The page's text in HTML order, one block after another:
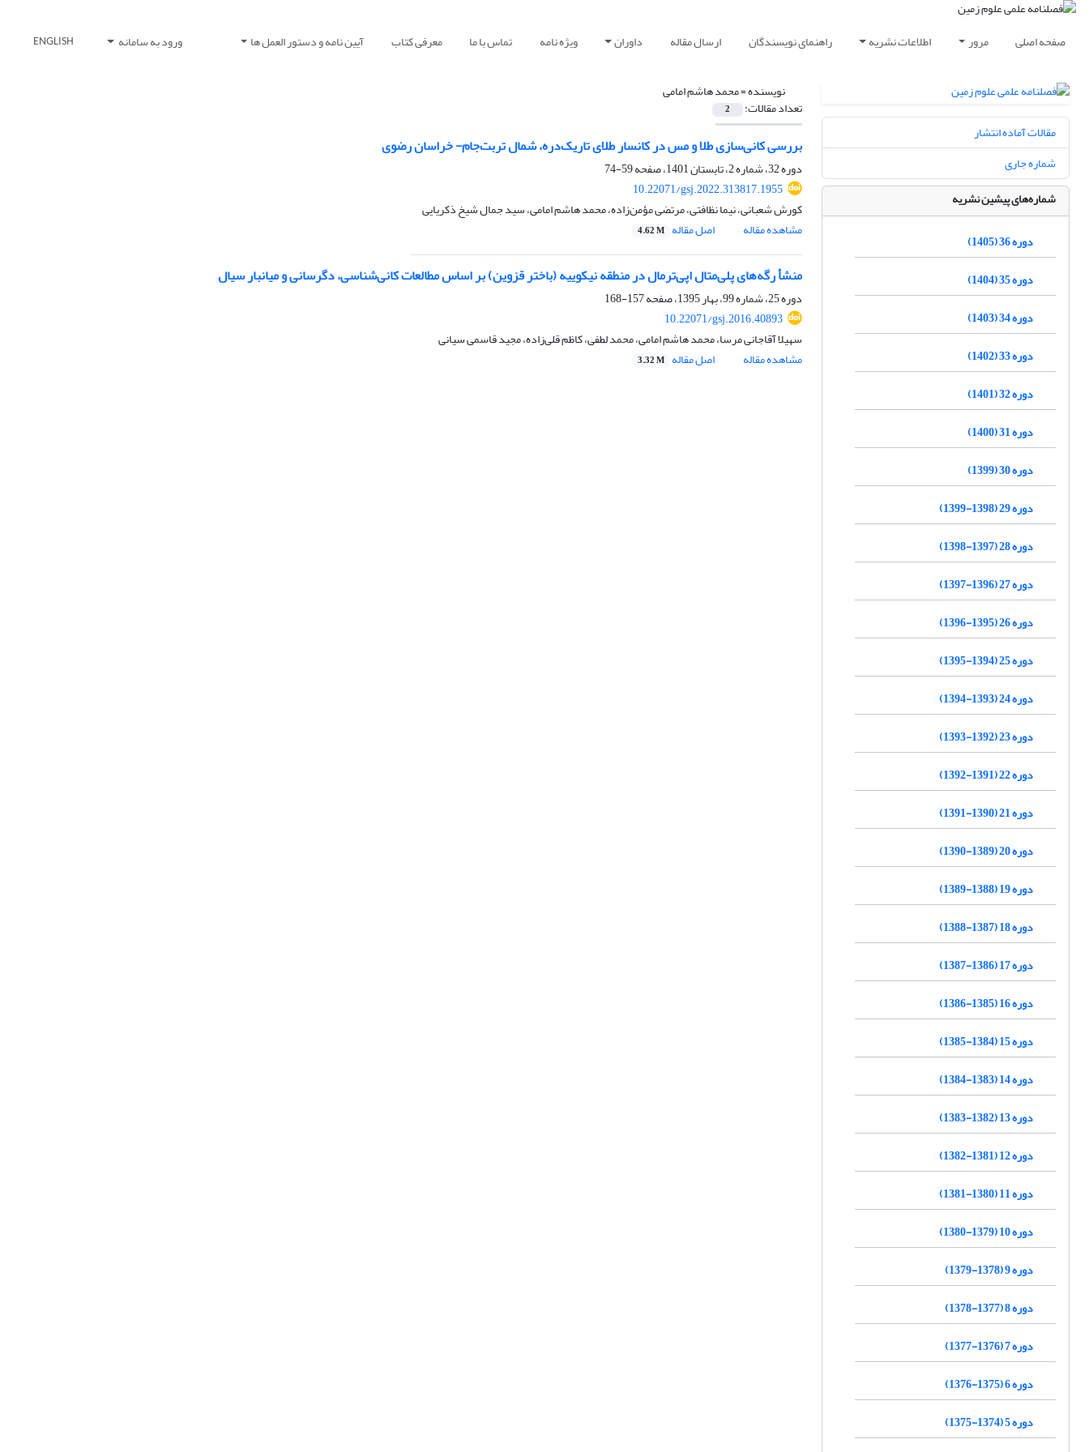
صفحه اصلی مرور اطلاعات نشریه راهنمای نویسندگان ارسال مقاله داوران ویژه نامه تماس با ما معرفی کتاب آیین نامه و دستور العمل ها ورود به سامانه ENGLISH
نویسنده =محمد هاشم امامی
تعداد مقالات: 2
بررسی کانی‌سازی طلا و مس در کانسار طلای تاریک‌دره، شمال تربت‌جام- خراسان رضوی
دوره 32، شماره 2، تابستان 1401، صفحه
59-74
10.22071/gsj.2022.313817.1955
کورش شعبانی، نیما نظافتی، مرتضی مؤمن‌زاده، محمد هاشم امامی، سید جمال شیخ ذکریایی
مشاهده مقاله
اصل مقاله 4.62 M
منشأ رگه‌های پلی‌متال اپی‌ترمال در منطقه نیکوییه (باختر قزوین) بر اساس مطالعات کانی‌شناسی، دگرسانی و میانبار سیال
دوره 25، شماره 99، بهار 1395، صفحه
157-168
10.22071/gsj.2016.40893
سهیلا آقاجانی مرسا، محمد هاشم امامی، محمد لطفی، کاظم قلی‌زاده، مجید قاسمی سیانی
مشاهده مقاله
اصل مقاله 3.32 M
مقالات آماده انتشار
شماره جاری
شماره‌های پیشین نشریه
دوره 36 (1405)
دوره 35 (1404)
دوره 34 (1403)
دوره 33 (1402)
دوره 32 (1401)
دوره 31 (1400)
دوره 30 (1399)
دوره 29 (1398-1399)
دوره 28 (1397-1398)
دوره 27 (1396-1397)
دوره 26 (1395-1396)
دوره 25 (1394-1395)
دوره 24 (1393-1394)
دوره 23 (1392-1393)
دوره 22 (1391-1392)
دوره 21 (1390-1391)
دوره 20 (1389-1390)
دوره 19 (1388-1389)
دوره 18 (1387-1388)
دوره 17 (1386-1387)
دوره 16 (1385-1386)
دوره 15 (1384-1385)
دوره 14 (1383-1384)
دوره 13 (1382-1383)
دوره 12 (1381-1382)
دوره 11 (1380-1381)
دوره 10 (1379-1380)
دوره 9 (1378-1379)
دوره 8 (1377-1378)
دوره 7 (1376-1377)
دوره 6 (1375-1376)
دوره 5 (1374-1375)